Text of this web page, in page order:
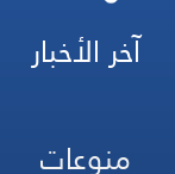
آخر الأخبار
منوعات